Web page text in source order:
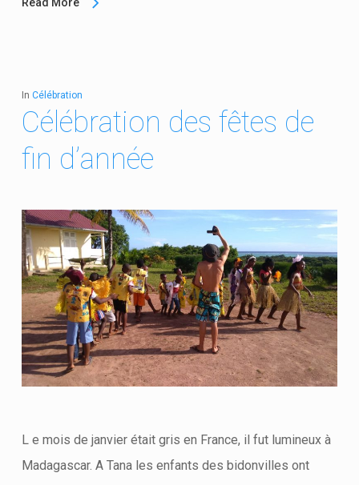
In Célébration
Célébration des fêtes de
fin d’année
L e mois de janvier était gris en France, il fut lumineux à
Madagascar. A Tana les enfants des bidonvilles ont